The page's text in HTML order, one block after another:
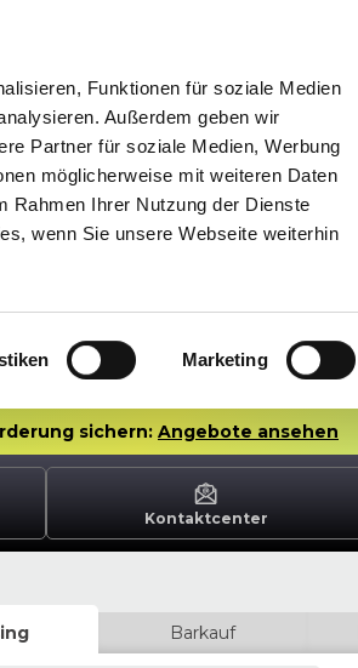
Funktionen für soziale Medien
Außerdem geben wir
Partner für soziale Medien, Werbung
möglicherweise mit weiteren Daten
Rahmen Ihrer Nutzung der Dienste
wenn Sie unsere Webseite weiterhin
Marketing
sichern: Angebote ansehen
Kontaktcenter
Barkauf